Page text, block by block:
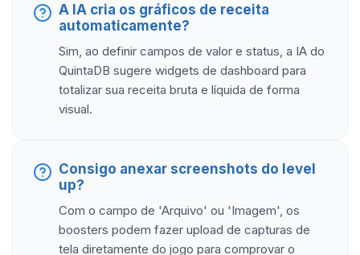
A IA cria os gráficos de receita
automaticamente?
Sim, ao definir campos de valor e status, a IA do
QuintaDB sugere widgets de dashboard para
totalizar sua receita bruta e líquida de forma
visual.
Consigo anexar screenshots do level
up?
Com o campo de 'Arquivo' ou 'Imagem', os
boosters podem fazer upload de capturas de
tela diretamente do jogo para comprovar o